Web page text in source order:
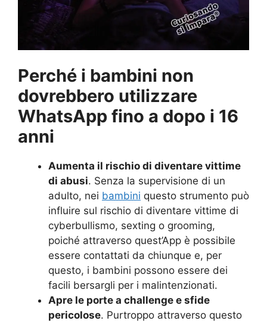
Perché i bambini non
dovrebbero utilizzare
WhatsApp fino a dopo i 16
anni
Aumenta il rischio di diventare vittime
di abusi. Senza la supervisione di un
adulto, nei bambini questo strumento può
influire sul rischio di diventare vittime di
cyberbullismo, sexting o grooming,
poiché attraverso quest’App è possibile
essere contattati da chiunque e, per
questo, i bambini possono essere dei
facili bersargli per i malintenzionati.
Apre le porte a challenge e sfide
pericolose. Purtroppo attraverso questo